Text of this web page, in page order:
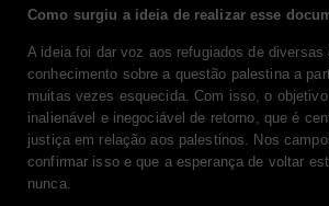
Como surgiu a ideia de realizar esse
A ideia foi dar voz aos refugiados de diversas
conhecimento sobre a questão palestina a
muitas vezes esquecida. Com isso, o
inalienável e inegociável de retorno, que é
justiça em relação aos palestinos. Nos
confirmar isso e que a esperança de voltar
nunca.